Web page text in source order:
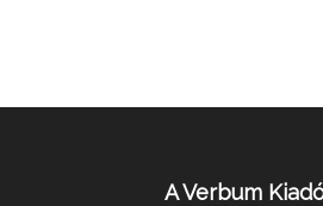
A Verbum